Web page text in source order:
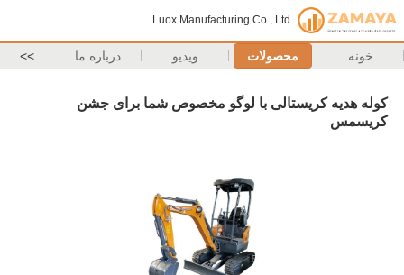
Luox Manufacturing Co., Ltd.
خونه محصولات ویدیو درباره ما >>
کوله هدیه کریستالی با لوگو مخصوص شما برای جشن
کریسمس